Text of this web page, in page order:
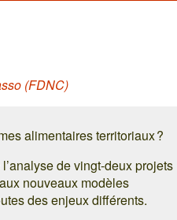
(FDNC)
alimentaires territoriaux ?
de vingt-deux projets
nouveaux modèles
des enjeux différents.